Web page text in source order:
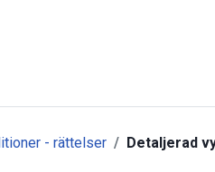
- rättelser Detaljerad